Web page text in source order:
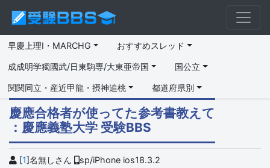
早慶上理I・MARCHG おすすめスレッド
成成明学獨國武/日東駒専/大東亜帝国 国公立
関関同立・産近甲龍・摂神追桃 都道府県別
慶應合格者が使ってた参考書教えて
：慶應義塾大学 受験BBS
[1]名無しさん
sp/iPhone ios18.3.2